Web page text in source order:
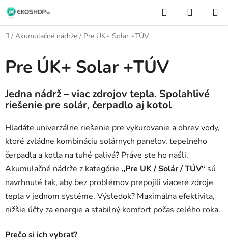
Prejsť
na
obsah
Hľadať
KOŠÍK
Domov
/ Akumulačné nádrže / Pre ÚK+ Solar +TÚV
Pre ÚK+ Solar +TÚV
Jedna nádrž – viac zdrojov tepla. Spoľahlivé
riešenie pre solár, čerpadlo aj kotol
Hľadáte univerzálne riešenie pre vykurovanie a ohrev vody,
ktoré zvládne kombináciu solárnych panelov, tepelného
čerpadla a kotla na tuhé palivá? Práve ste ho našli.
Akumulačné nádrže z kategórie „Pre UK / Solár / TÚV“ sú
navrhnuté tak, aby bez problémov prepojili viaceré zdroje
tepla v jednom systéme. Výsledok? Maximálna efektivita,
nižšie účty za energie a stabilný komfort počas celého roka.
Prečo si ich vybrať?